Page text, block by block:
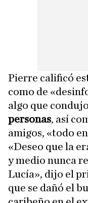
Pierre calificó
como de
algo que
personas, así
amigos, «todo
«Deseo que la
y medio nunca
Lucía», dijo el
que se dañó el